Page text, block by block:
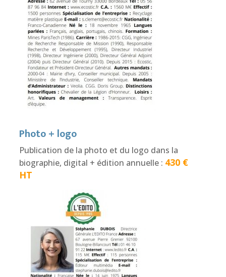
Photo + logo
Publication de la photo et du logo dans la
biographie, digital + édition annuelle : 430 €
HT